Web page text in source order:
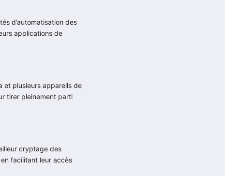
d’automatisation des
applications de
et plusieurs appareils de
tirer pleinement parti
cryptage des
facilitant leur accès